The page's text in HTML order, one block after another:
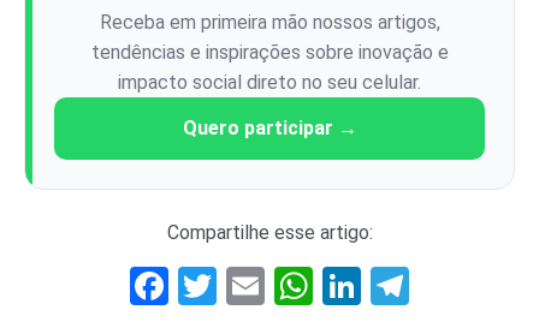
Receba em primeira mão nossos artigos,
tendências e inspirações sobre inovação e
impacto social direto no seu celular.
Quero participar →
Compartilhe esse artigo:
Facebook
Twitter
EmailWhatsApp
LinkedIn